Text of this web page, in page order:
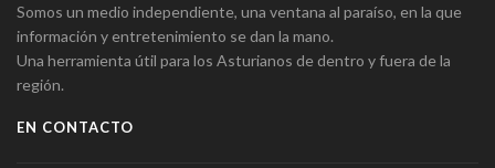
Somos un medio independiente, una ventana al paraíso, en la que
información y entretenimiento se dan la mano.
Una herramienta útil para los Asturianos de dentro y fuera de la
región.
EN CONTACTO